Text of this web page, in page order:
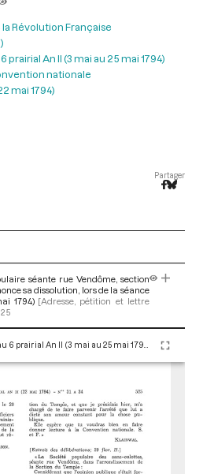
Révolution Française
prairial An II (3 mai au 25 mai 1794)
nationale
mai 1794)
Partager
séante rue Vendôme, section
sa dissolution, lors de la séance
1794) [Adresse, pétition et lettre